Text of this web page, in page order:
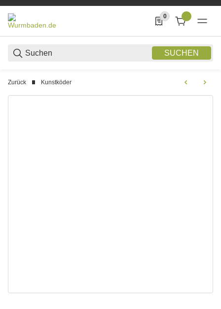
SUCHEN
0
0 Produkte in der
Zurück Kunstköder